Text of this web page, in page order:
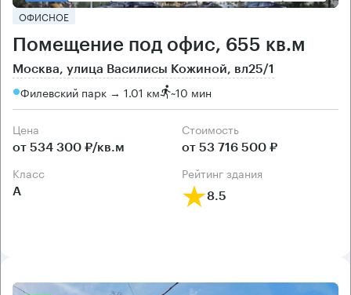
ОФИСНОЕ
Помещение под офис, 655 кв.м
Москва, улица Василисы Кожиной, вл25/1
Филевский парк → 1.01 км ~10 мин
Цена
от 534 300 ₽/кв.м
Cтоимость
от 53 716 500 ₽
класс
А
рейтинг здания
8.5